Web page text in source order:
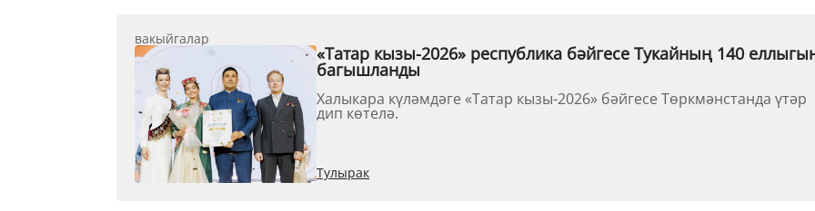
вакыйгалар
«Татар кызы-2026» республика бәйгесе Тукайның 140
багышланды
Халыкара күләмдәге «Татар кызы-2026» бәйгесе Төркмәнстанда үтәр
дип көтелә.
Тулырак